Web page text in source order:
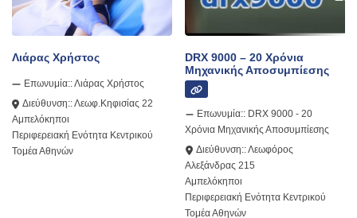
Λιάρας Χρήστος
Επωνυμία::Λιάρας Χρήστος
Διεύθυνση::Λεωφ.Κηφισίας 22
Αμπελόκηποι
Περιφερειακή Ενότητα Κεντρικού
Τομέα Αθηνών
DRX 9000 – 20 Χρόνια
Μηχανικής Αποσυμπίεσης
Επωνυμία:: DRX 9000 - 20
Χρόνια Μηχανικής Αποσυμπίεσης
Διεύθυνση::Λεωφόρος
Αλεξάνδρας 215
Αμπελόκηποι
Περιφερειακή Ενότητα Κεντρικού
Τομέα Αθηνών